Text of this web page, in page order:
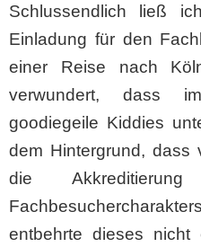
Schlussendlich ließ
Einladung für den
einer Reise nach
verwundert, dass
goodiegeile Kiddies
dem Hintergrund, dass
die
entbehrte dieses nicht